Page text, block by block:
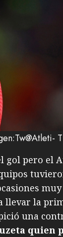
gol pero el
muy
llevar la
una
quien